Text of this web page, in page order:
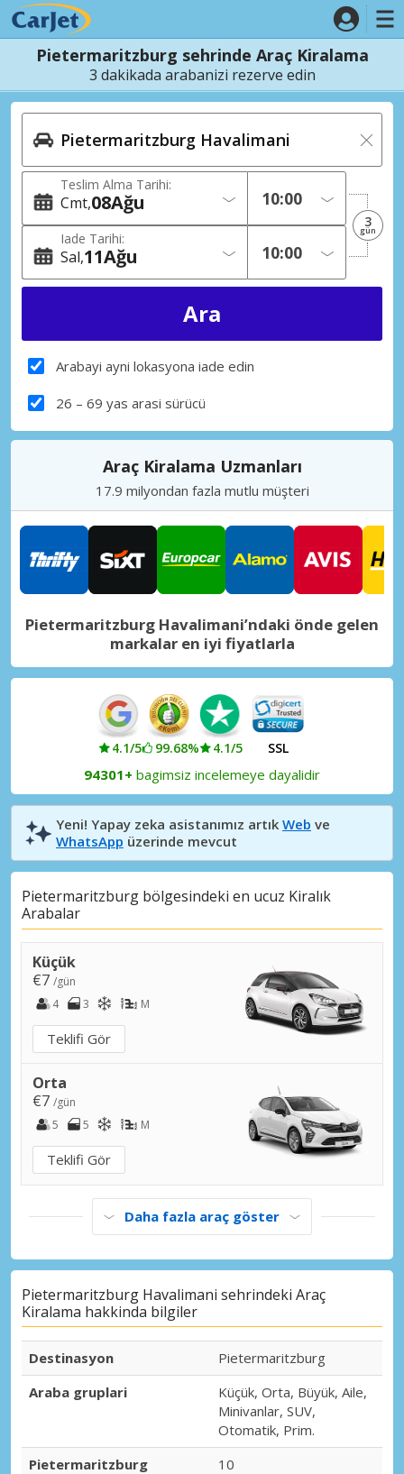
Pietermaritzburg sehrinde Araç Kiralama
3 dakikada arabanizi rezerve edin
Teslim Alma Tarihi:
Cmt 08Ağu
Iade Tarihi:
Sal 11Ağu
3
gün
Arabayi ayni lokasyona iade edin
26 – 69 yas arasi sürücü
Araç Kiralama Uzmanları
17.9 milyondan fazla mutlu müşteri
Pietermaritzburg Havalimani’ndaki önde gelen
markalar en iyi fiyatlarla
4.1/5 99.68% 4.1/5 SSL
94301+ bagimsiz incelemeye dayalidir
Yeni! Yapay zeka asistanımız artık Web ve
WhatsApp üzerinde mevcut
Pietermaritzburg bölgesindeki en ucuz Kiralık
Arabalar
Küçük
€7 /gün
4
3 M
Teklifi Gör
Orta
€7 /gün
5
5 M
Teklifi Gör
Daha fazla araç göster
Pietermaritzburg Havalimani sehrindeki Araç
Kiralama hakkinda bilgiler
Destinasyon
Pietermaritzburg
Araba gruplari
Küçük, Orta, Büyük, Aile,
Minivanlar, SUV,
Otomatik, Prim.
Pietermaritzburg
10